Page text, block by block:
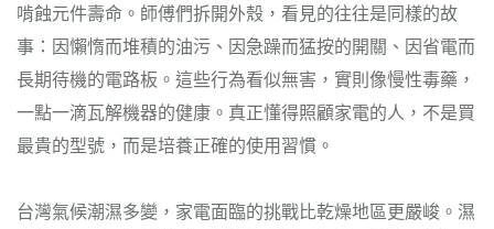
啃蝕元件壽命。師傅們拆開外殼，看見的往往是同樣的故
事：因懶惰而堆積的油污、因急躁而猛按的開關、因省電而
長期待機的電路板。這些行為看似無害，實則像慢性毒藥，
一點一滴瓦解機器的健康。真正懂得照顧家電的人，不是買
最貴的型號，而是培養正確的使用習慣。
台灣氣候潮濕多變，家電面臨的挑戰比乾燥地區更嚴峻。濕